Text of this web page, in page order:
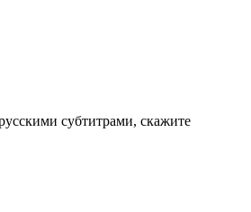
субтитрами, скажите